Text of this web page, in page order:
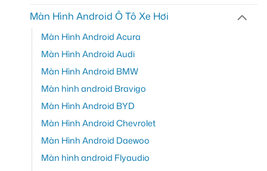
Màn Hình Android Ô Tô Xe Hơi
Màn Hình Android Acura
Màn Hình Android Audi
Màn Hình Android BMW
Màn hình android Bravigo
Màn Hình Android BYD
Màn Hình Android Chevrolet
Màn Hình Android Daewoo
Màn hình android Flyaudio